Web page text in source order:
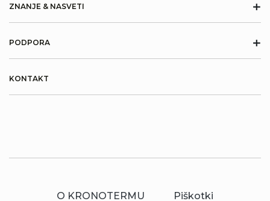
ZNANJE & NASVETI +
PODPORA +
KONTAKT
O KRONOTERMU Piškotki